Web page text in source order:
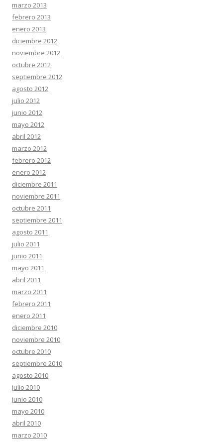
marzo 2013
febrero 2013
enero 2013
diciembre 2012
noviembre 2012
octubre 2012
septiembre 2012
agosto 2012
julio 2012
junio 2012
mayo 2012
abril 2012
marzo 2012
febrero 2012
enero 2012
diciembre 2011
noviembre 2011
octubre 2011
septiembre 2011
agosto 2011
julio 2011
junio 2011
mayo 2011
abril 2011
marzo 2011
febrero 2011
enero 2011
diciembre 2010
noviembre 2010
octubre 2010
septiembre 2010
agosto 2010
julio 2010
junio 2010
mayo 2010
abril 2010
marzo 2010